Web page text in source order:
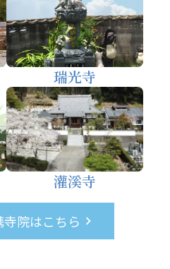
瑞光寺
灌溪寺
院はこちら keyboard_arrow_right